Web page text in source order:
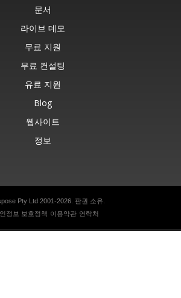
문서
라이브 데모
무료 지원
무료 컨설팅
유료 지원
Blog
웹사이트
정보
Pty Ltd 2001-2026. 판권 소유.
정보 보호정책 이용약관 연락처